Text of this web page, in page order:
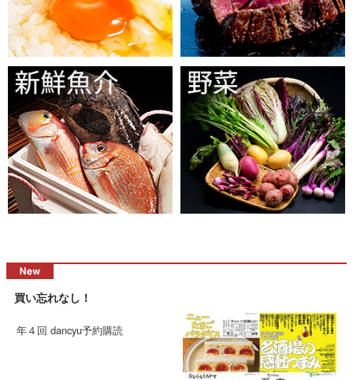
買い忘れなし！
年４回 dancyu予約購読